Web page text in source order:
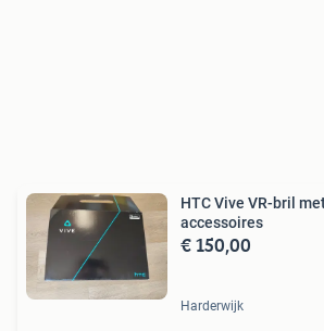
HTC Vive VR-bril
accessoires
€ 150,00
Harderwijk